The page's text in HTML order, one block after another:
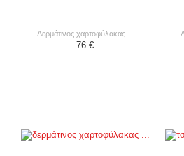
δερμάτινος χαρτοφύλακας ...
76 €